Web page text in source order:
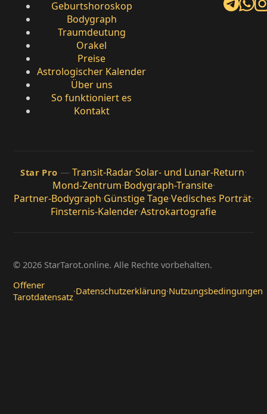
Geburtshoroskop
Bodygraph
Traumdeutung
Orakel
Preise
Astrologischer Kalender
Über uns
So funktioniert es
Kontakt
Star Pro — Transit-Radar·Solar- und Lunar-Return·
Mond-Zentrum·Bodygraph-Transite·
Partner-Bodygraph·Günstige Tage·Vedisches Porträt·
Finsternis-Kalender·Astrokartografie
© 2026 StarTarot.online. Alle Rechte vorbehalten.
Offener
Tarotdatensatz·Datenschutzerklärung·Nutzungsbedingungen